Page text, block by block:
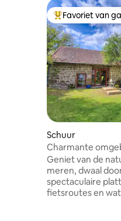
Topfavoriet van
Favoriet van
Schuur
Charmante
bij het meer van
Geniet van de
meren, dwaal
spectaculaire
fietsroutes en
een prachtig
hartje van